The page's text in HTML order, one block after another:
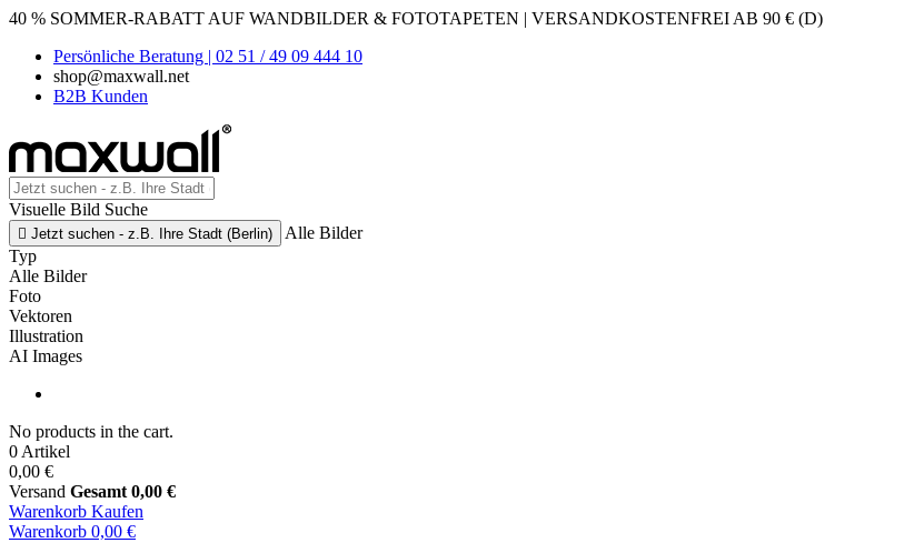
40 % SOMMER-RABATT AUF WANDBILDER & FOTOTAPETEN | VERSANDKOSTENFREI AB 90 € (D)
Persönliche Beratung | 02 51 / 49 09 444 10
shop@maxwall.net
B2B Kunden
Visuelle Bild Suche
 Jetzt suchen - z.B. Ihre Stadt (Berlin)
Alle Bilder
Typ
Alle Bilder
Foto
Vektoren
Illustration
AI Images
No products in the cart.
0 Artikel
0,00 €
Versand Gesamt 0,00 €
Warenkorb Kaufen
Warenkorb 0,00 €